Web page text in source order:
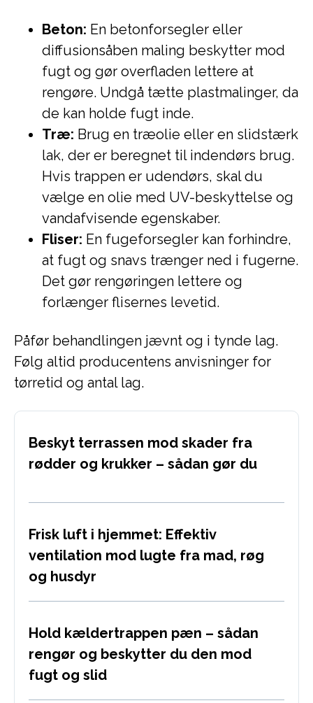
Beton: En betonforsegler eller
diffusionsåben maling beskytter mod
fugt og gør overfladen lettere at
rengøre. Undgå tætte plastmalinger, da
de kan holde fugt inde.
Træ: Brug en træolie eller en slidstærk
lak, der er beregnet til indendørs brug.
Hvis trappen er udendørs, skal du
vælge en olie med UV-beskyttelse og
vandafvisende egenskaber.
Fliser: En fugeforsegler kan forhindre,
at fugt og snavs trænger ned i fugerne.
Det gør rengøringen lettere og
forlænger flisernes levetid.
Påfør behandlingen jævnt og i tynde lag.
Følg altid producentens anvisninger for
tørretid og antal lag.
Beskyt terrassen mod skader fra
rødder og krukker – sådan gør du
Frisk luft i hjemmet: Effektiv
ventilation mod lugte fra mad, røg
og husdyr
Hold kældertrappen pæn – sådan
rengør og beskytter du den mod
fugt og slid